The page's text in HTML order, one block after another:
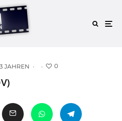
JAHREN · · 0